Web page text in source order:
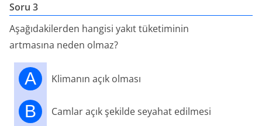
Soru 3
Aşağıdakilerden hangisi yakıt tüketiminin
artmasına neden olmaz?
A Klimanın açık olması
B Camlar açık şekilde seyahat edilmesi